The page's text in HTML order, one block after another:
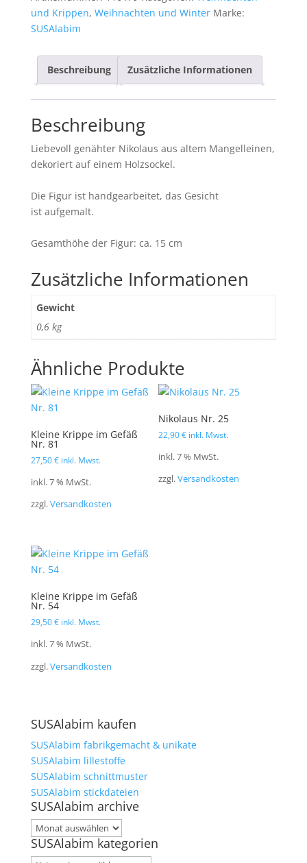
Menge
und Krippen, Weihnachten und Winter Marke:
SUSAlabim
Beschreibung Zusätzliche Informationen
Beschreibung
Liebevoll genähter Nikolaus aus altem Mangelleinen,
dekoriert auf einem Holzsockel.
Die Figur ist handgearbeitet, das Gesicht
ist aufgemalt.
Gesamthöhe der Figur: ca. 15 cm
Zusätzliche Informationen
Gewicht
0,6 kg
Ähnliche Produkte
Kleine Krippe im Gefäß
Nr. 81
27,50€ inkl. Mwst.
inkl. 7 % MwSt.
zzgl.Versandkosten
Nikolaus Nr. 25
22,90€ inkl. Mwst.
inkl. 7 % MwSt.
zzgl.Versandkosten
Kleine Krippe im Gefäß
Nr. 54
29,50€ inkl. Mwst.
inkl. 7 % MwSt.
zzgl.Versandkosten
SUSAlabim kaufen
SUSAlabim fabrikgemacht & unikate
SUSAlabim lillestoffe
SUSAlabim schnittmuster
SUSAlabim stickdateien
SUSAlabim archive
SUSAlabim
archive
SUSAlabim kategorien